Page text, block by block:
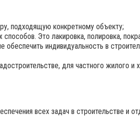
подходящую конкретному объекту;
Это лакировка, полировка,
индивидуальность в
для частного жилого и
всех задач в строительстве и